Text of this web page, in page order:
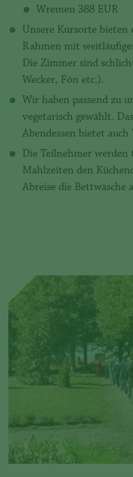
Wremen 388 EUR
Unsere Kursorte
Rahmen mit
Die Zimmer sind
Wecker, Fön etc.).
Wir haben passend zu
vegetarisch gewählt.
Abendessen bietet auch
Die Teilnehmer werden
Mahlzeiten den
Abreise die Bettwäsche